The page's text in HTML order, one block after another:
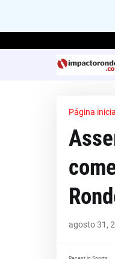
Página inicial
agosto 31,